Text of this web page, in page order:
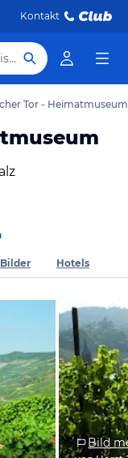
Kontakt
Hotel, Reiseziel
Tor - Heimatmuseum
Bilder Hotels
Bild